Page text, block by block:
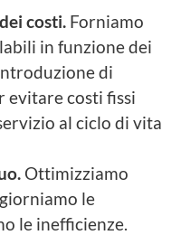
costi. Forniamo
in funzione dei
di
evitare costi fissi
al ciclo di vita
Ottimizziamo
le
le inefficienze.